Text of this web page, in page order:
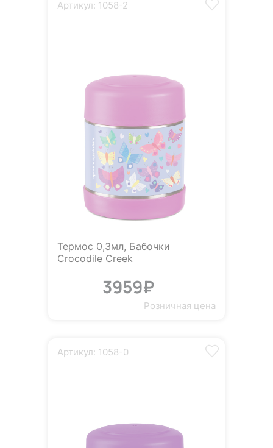
Артикул: 1058-2
Термос 0,3мл, Бабочки
Crocodile Creek
3959₽
Розничная цена
Артикул: 1058-0